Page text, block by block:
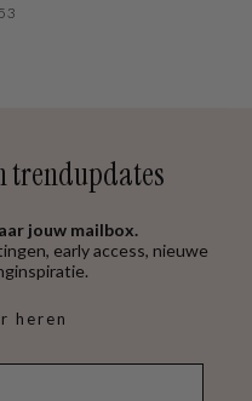
trendupdates
jouw mailbox.
early access, nieuwe
heren